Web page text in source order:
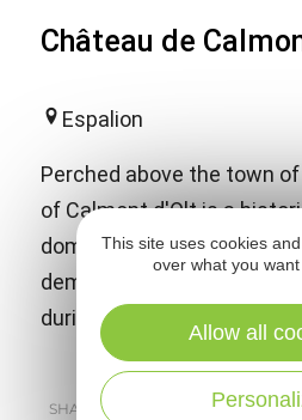
Château de
Espalion
Perched above the town
of Calmont d'Olt is a
dominates the Lot valley.
demonstrations with
during the summer
SHARE : E-MAIL
This site uses cookies
over what you
Allow all